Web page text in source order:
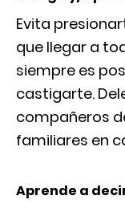
Evita
que llegar a
siempre es
castigarte.
compañeros
familiares en
Aprende a